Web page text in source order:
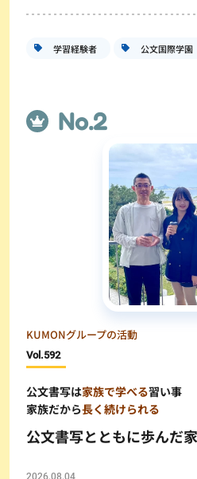
学習経験者 公文国際学園
KUMONグループの活動
Vol.592
公文書写は家族で学べる習い事
家族だから長く続けられる
公文書写とともに歩んだ